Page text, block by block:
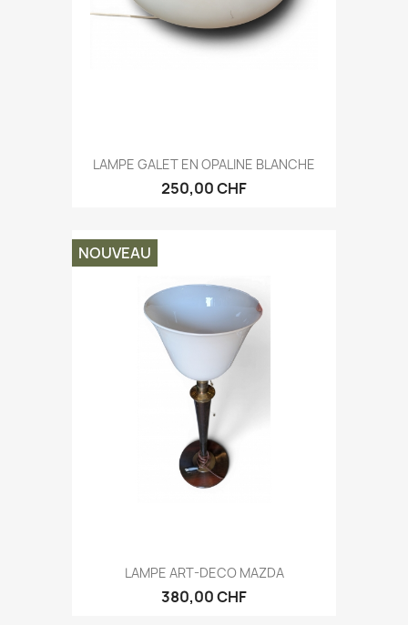
LAMPE GALET EN OPALINE BLANCHE
250,00 CHF
LAMPE ART-DECO MAZDA
380,00 CHF
NOUVEAU